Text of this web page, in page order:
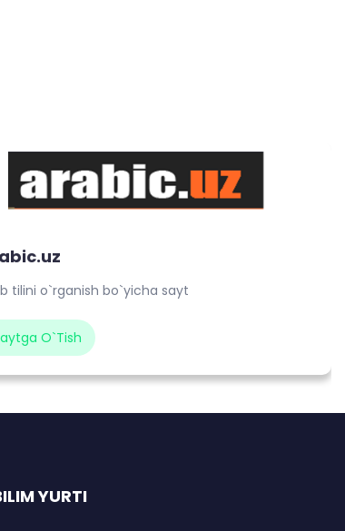
tilini o`rganish bo`yicha sayt
O`tish
YURTI